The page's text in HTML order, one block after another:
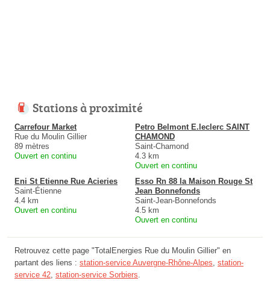
Stations à proximité
Carrefour Market
Rue du Moulin Gillier
89 mètres
Ouvert en continu
Petro Belmont E.leclerc SAINT
CHAMOND
Saint-Chamond
4.3 km
Ouvert en continu
Eni St Etienne Rue Acieries
Saint-Étienne
4.4 km
Ouvert en continu
Esso Rn 88 la Maison Rouge St
Jean Bonnefonds
Saint-Jean-Bonnefonds
4.5 km
Ouvert en continu
Retrouvez cette page "TotalEnergies Rue du Moulin Gillier" en
partant des liens : station-service Auvergne-Rhône-Alpes, station-
service 42, station-service Sorbiers.